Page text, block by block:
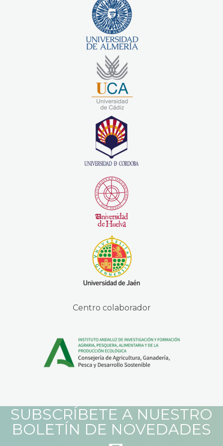
Centro colaborador
SUBSCRÍBETE A NUESTRO
BOLETÍN DE NOVEDADES